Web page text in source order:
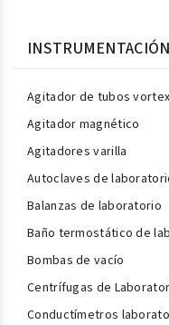
INSTRUMENTACIÓN
Agitador de tubos vortex
Agitador magnético
Agitadores varilla
Autoclaves de
Balanzas de laboratorio
Baño termostático de
Bombas de vacío
Centrífugas de
Conductímetros